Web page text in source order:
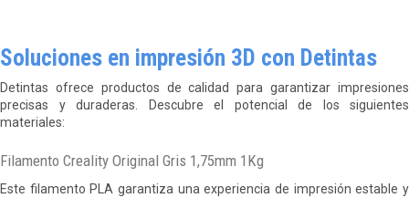
Soluciones en impresión 3D con Detintas
Detintas ofrece productos de calidad para garantizar impresiones
precisas y duraderas. Descubre el potencial de los siguientes
materiales:
Filamento Creality Original Gris 1,75mm 1Kg
Este filamento PLA garantiza una experiencia de impresión estable y